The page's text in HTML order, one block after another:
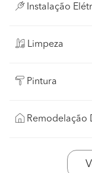
Instalação
Limpeza
Pintura
Remodelação